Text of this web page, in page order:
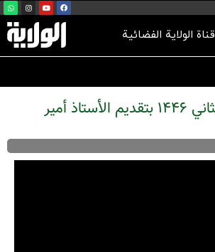
قناة الولاية الفضائية
تأملات 1 ربيع الثاني 1446 بتقديم الأستاذ أمير